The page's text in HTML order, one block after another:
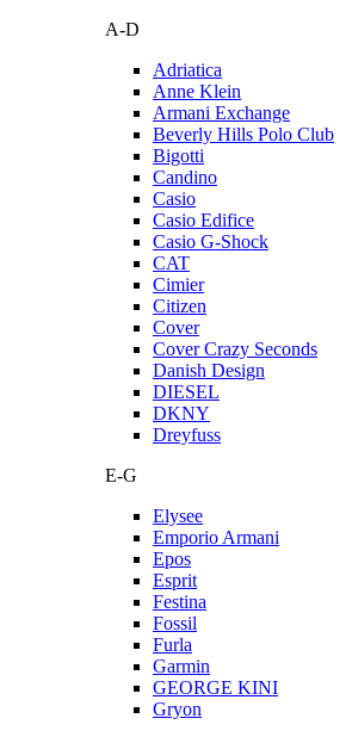
A-D
Adriatica
Anne Klein
Armani Exchange
Beverly Hills Polo Club
Bigotti
Candino
Casio
Casio Edifice
Casio G-Shock
CAT
Cimier
Citizen
Cover
Cover Crazy Seconds
Danish Design
DIESEL
DKNY
Dreyfuss
E-G
Elysee
Emporio Armani
Epos
Esprit
Festina
Fossil
Furla
Garmin
GEORGE KINI
Gryon